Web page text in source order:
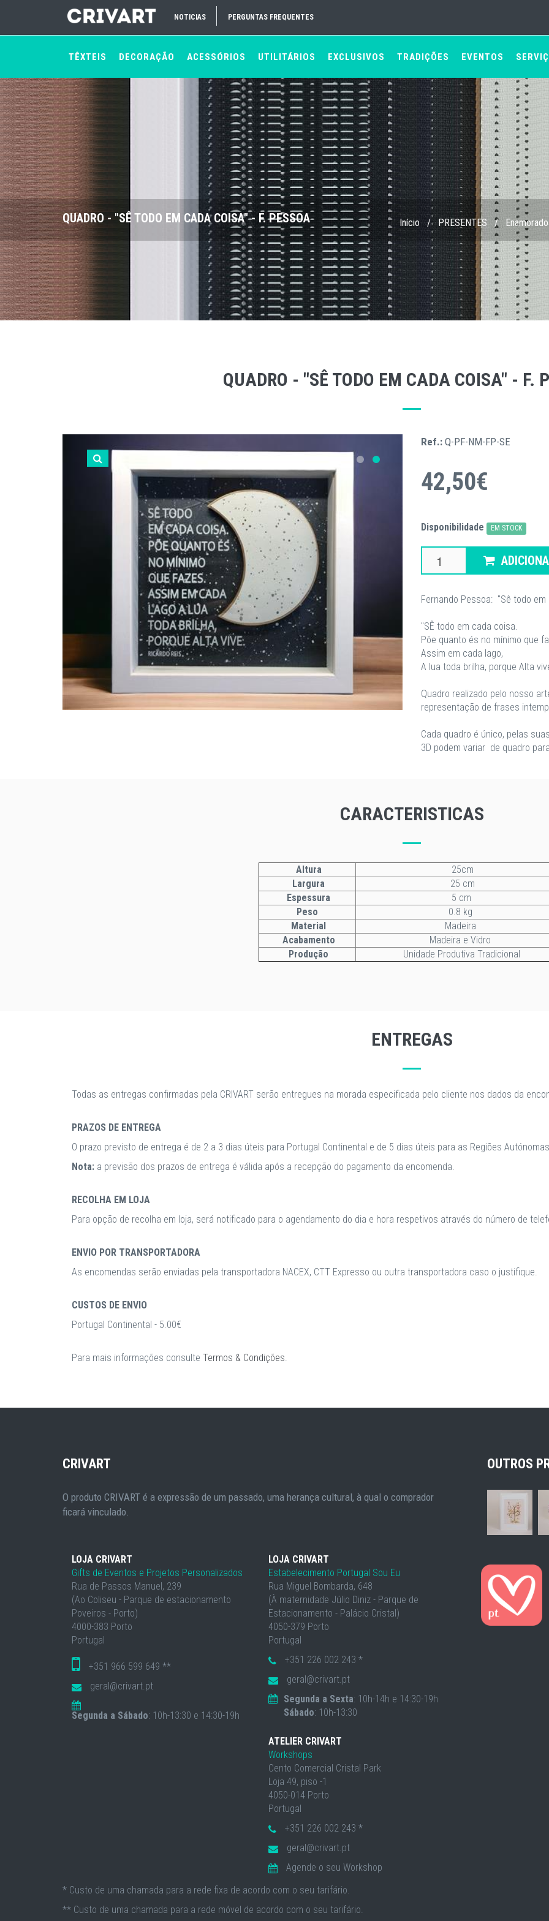
NOTICIAS PERGUNTAS FREQUENTES
TÊXTEIS DECORAÇÃO ACESSÓRIOS UTILITÁRIOS EXCLUSIVOS TRADIÇÕES EVENTOS
QUADRO - "SÊ TODO EM CADA COISA" - F. PESSOA Início / PRESENTES /
QUADRO - "SÊ TODO EM CADA COISA" - F.
Ref.: Q-PF-NM-FP-SE
42,50€
Disponibilidade EM STOCK
Fernando Pessoa: "Sê todo em
"SÊ todo em cada coisa.
Põe quanto és no mínimo que
Assim em cada lago,
A lua toda brilha, porque Alta
Quadro realizado pelo nosso
representação de frases
Cada quadro é único, pelas
3D podem variar de quadro
CARACTERISTICAS
Altura
25cm
Largura
25 cm
Espessura
5 cm
Peso
0.8 kg
Material
Madeira
Acabamento
Madeira e Vidro
Produção
Unidade Produtiva Tradicional
ENTREGAS
Todas as entregas confirmadas pela CRIVART serão entregues na morada especificada pelo cliente nos dados da
PRAZOS DE ENTREGA
O prazo previsto de entrega é de 2 a 3 dias úteis para Portugal Continental e de 5 dias úteis para as Regiões
Nota: a previsão dos prazos de entrega é válida após a recepção do pagamento da encomenda.
RECOLHA EM LOJA
Para opção de recolha em loja, será notificado para o agendamento do dia e hora respetivos através do número de
ENVIO POR TRANSPORTADORA
As encomendas serão enviadas pela transportadora NACEX, CTT Expresso ou outra transportadora caso o justifique.
CUSTOS DE ENVIO
Portugal Continental - 5.00€
Para mais informações consulte Termos & Condições.
CRIVART
O produto CRIVART é a expressão de um passado, uma herança cultural, à qual o comprador
ficará vinculado.
LOJA CRIVART
Gifts de Eventos e Projetos Personalizados
Rua de Passos Manuel, 239
(Ao Coliseu - Parque de estacionamento
Poveiros - Porto)
4000-383 Porto
Portugal
+351 966 599 649 **
geral@crivart.pt
Segunda a Sábado: 10h-13:30 e 14:30-19h
LOJA CRIVART
Estabelecimento Portugal Sou Eu
Rua Miguel Bombarda, 648
(À maternidade Júlio Diniz - Parque de
Estacionamento - Palácio Cristal)
4050-379 Porto
Portugal
+351 226 002 243 *
geral@crivart.pt
Segunda a Sexta: 10h-14h e 14:30-19h
Sábado: 10h-13:30
ATELIER CRIVART
Workshops
Cento Comercial Cristal Park
Loja 49, piso -1
4050-014 Porto
Portugal
+351 226 002 243 *
geral@crivart.pt
Agende o seu Workshop
OUTROS
* Custo de uma chamada para a rede fixa de acordo com o seu tarifário.
** Custo de uma chamada para a rede móvel de acordo com o seu tarifário.